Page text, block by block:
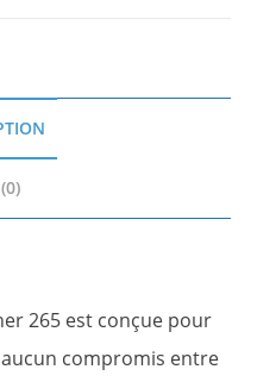
265 est conçue pour
compromis entre